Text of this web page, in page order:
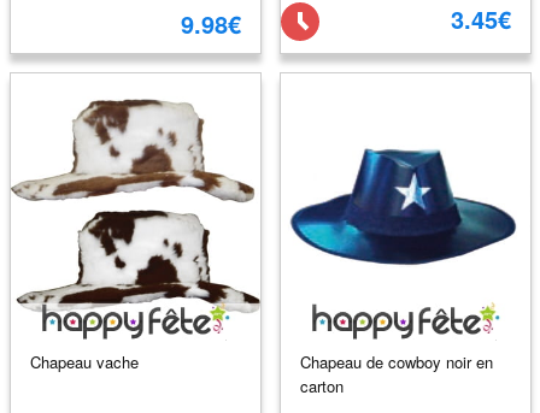
9.98€ 3.45€
Chapeau vache
Chapeau de cowboy noir en
carton